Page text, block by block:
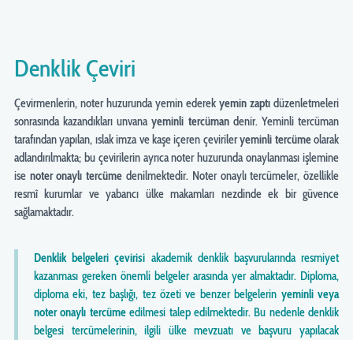
Denklik Çeviri
Çevirmenlerin, noter huzurunda yemin ederekyemin zaptı düzenletmeleri
sonrasında kazandıkları unvanayeminli tercümandenir. Yeminli tercüman
tarafından yapılan, ıslak imza ve kaşe içeren çevirileryeminli tercümeolarak
adlandırılmakta; bu çevirilerin ayrıca noter huzurunda onaylanması işlemine
ise noter onaylı tercüme denilmektedir. Noter onaylı tercümeler, özellikle
resmî kurumlar ve yabancı ülke makamları nezdinde ek bir güvence
sağlamaktadır.
Denklik belgeleri çevirisi akademik denklik başvurularında resmiyet
kazanması gereken önemli belgeler arasında yer almaktadır. Diploma,
diploma eki, tez başlığı, tez özeti ve benzer belgelerin yeminli veya
noter onaylı tercümeedilmesi talep edilmektedir. Bu nedenle denklik
belgesi tercümelerinin, ilgili ülke mevzuatı ve başvuru yapılacak